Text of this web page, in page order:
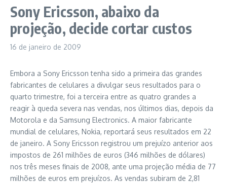
Sony Ericsson, abaixo da
projeção, decide cortar custos
16 de janeiro de 2009
Embora a Sony Ericsson tenha sido a primeira das grandes
fabricantes de celulares a divulgar seus resultados para o
quarto trimestre, foi a terceira entre as quatro grandes a
reagir à queda severa nas vendas, nos últimos dias, depois da
Motorola e da Samsung Electronics. A maior fabricante
mundial de celulares, Nokia, reportará seus resultados em 22
de janeiro. A Sony Ericsson registrou um prejuízo anterior aos
impostos de 261 milhões de euros (346 milhões de dólares)
nos três meses finais de 2008, ante uma projeção média de 77
milhões de euros em prejuízos. As vendas subiram de 2,81